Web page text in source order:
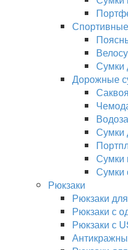
Сумки
Дорожные
Сумки
Сумки
Сумки
Рюкзаки
Рюкзаки
Рюкзаки с
Рюкзаки с